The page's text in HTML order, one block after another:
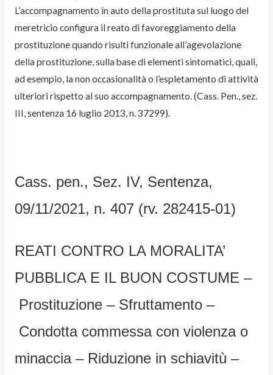
L’accompagnamento in auto della prostituta sul luogo del
meretricio configura il reato di favoreggiamento della
prostituzione quando risulti funzionale all’agevolazione
della prostituzione, sulla base di elementi sintomatici, quali,
ad esempio, la non occasionalità o l’espletamento di attività
ulteriori rispetto al suo accompagnamento. (Cass. Pen., sez.
III, sentenza 16 luglio 2013, n. 37299).
Cass. pen., Sez. IV, Sentenza,
09/11/2021, n. 407 (rv. 282415-01)
REATI CONTRO LA MORALITA’
PUBBLICA E IL BUON COSTUME –
Prostituzione – Sfruttamento –
Condotta commessa con violenza o
minaccia – Riduzione in schiavitù –